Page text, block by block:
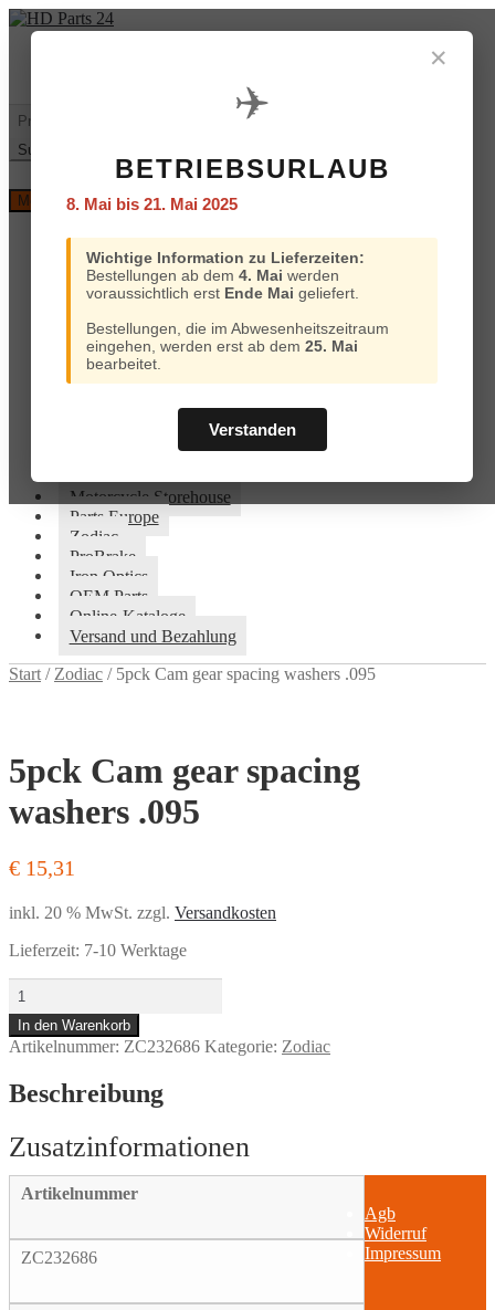
✕
✈️
BETRIEBSURLAUB
8. Mai bis 21. Mai 2025
Wichtige Information zu Lieferzeiten:
Bestellungen ab dem 4. Mai werden
voraussichtlich erst Ende Mai geliefert.
Bestellungen, die im Abwesenheitszeitraum
eingehen, werden erst ab dem 25. Mai
bearbeitet.
Verstanden
Zur
Navigation
Zum
Inhalt
Suchen
nach:
Suchen
und
Menü
Home
Custom Chrome
Motorcycle Storehouse
Parts Europe
Zodiac
ProBrake
Iron Optics
OEM Parts
Versand und Bezahlung
Motorcycle Storehouse
Parts Europe
Zodiac
ProBrake
Iron Optics
OEM Parts
Online-Kataloge
Versand und Bezahlung
Start/Zodiac / 5pck Cam gear spacing washers .095
5pck Cam gear spacing
washers .095
€ 15,31
inkl. 20 % MwSt. zzgl. Versandkosten
Lieferzeit: 7-10 Werktage
5pck
Cam
gear
spacing
.095
Menge
In den Warenkorb
Artikelnummer: ZC232686 Kategorie: Zodiac
Beschreibung
Artikelnummer
ZC232686
Agb
Widerruf
Impressum